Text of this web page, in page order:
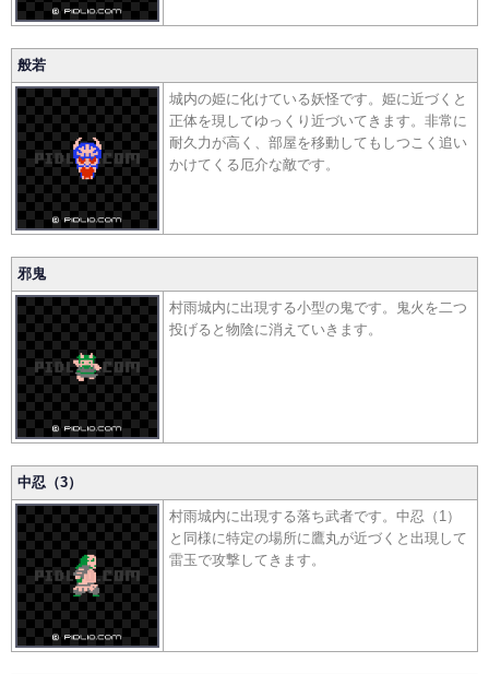
般若
城内の姫に化けている妖怪です。姫に近づくと
正体を現してゆっくり近づいてきます。非常に
耐久力が高く、部屋を移動してもしつこく追い
かけてくる厄介な敵です。
邪鬼
村雨城内に出現する小型の鬼です。鬼火を二つ
投げると物陰に消えていきます。
中忍（3）
村雨城内に出現する落ち武者です。中忍（1）
と同様に特定の場所に鷹丸が近づくと出現して
雷玉で攻撃してきます。